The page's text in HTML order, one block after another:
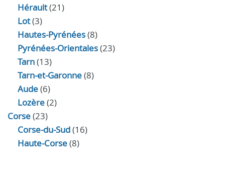
Hérault(21)
Lot(3)
Hautes-Pyrénées(8)
Pyrénées-Orientales(23)
Tarn(13)
Tarn-et-Garonne(8)
Aude(6)
Lozère(2)
Corse(23)
Corse-du-Sud(16)
Haute-Corse(8)